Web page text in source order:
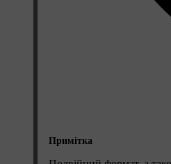
Примітка